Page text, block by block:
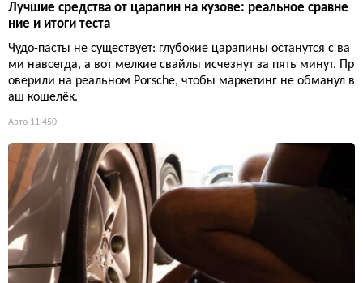
Лучшие средства от царапин на кузове: реальное сравне
ние и итоги теста
Чудо-пасты не существует: глубокие царапины останутся с ва
ми навсегда, а вот мелкие свайлы исчезнут за пять минут. Пр
оверили на реальном Porsche, чтобы маркетинг не обманул в
аш кошелёк.
Авто 11 450